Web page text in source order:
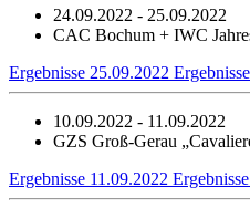
24.09.2022 - 25.09.2022
CAC Bochum + IWC
Ergebnisse 25.09.2022
10.09.2022 - 11.09.2022
GZS Groß-Gerau
Ergebnisse 11.09.2022